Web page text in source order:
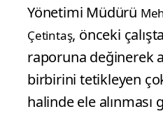
Yönetimi Müdürü
Çetintaş, önceki
raporuna değinerek
birbirini tetikleyen
halinde ele